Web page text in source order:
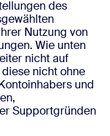
des
Nutzung von
Wie unten
nicht auf
nicht ohne
und
Supportgründen